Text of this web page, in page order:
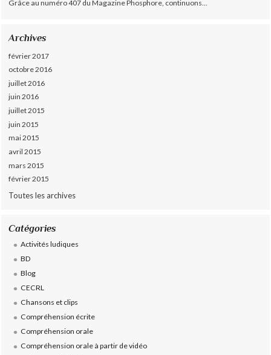
Grâce au numéro 407 du Magazine Phosphore, continuons...
Archives
février 2017
octobre 2016
juillet 2016
juin 2016
juillet 2015
juin 2015
mai 2015
avril 2015
mars 2015
février 2015
Toutes les archives
Catégories
Activités ludiques
BD
Blog
CECRL
Chansons et clips
Compréhension écrite
Compréhension orale
Compréhension orale à partir de vidéo